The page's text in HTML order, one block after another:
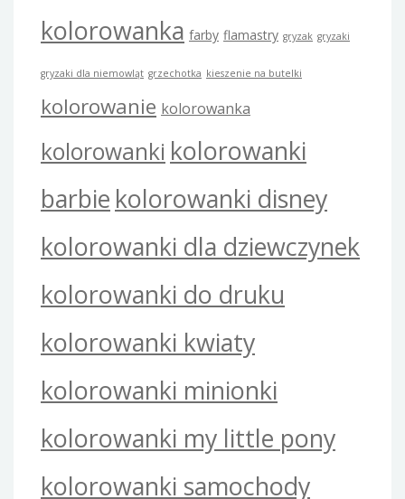
kolorowanka farby flamastry gryzak gryzaki
gryzaki dla niemowląt grzechotka kieszenie na butelki
kolorowanie kolorowanka
kolorowanki kolorowanki
barbie kolorowanki disney
kolorowanki dla dziewczynek
kolorowanki do druku
kolorowanki kwiaty
kolorowanki minionki
kolorowanki my little pony
kolorowanki samochody